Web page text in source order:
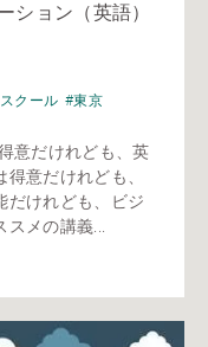
ション（英語）
クール #東京
意だけれども、英
意だけれども、
だけれども、ビジ
メの講義...